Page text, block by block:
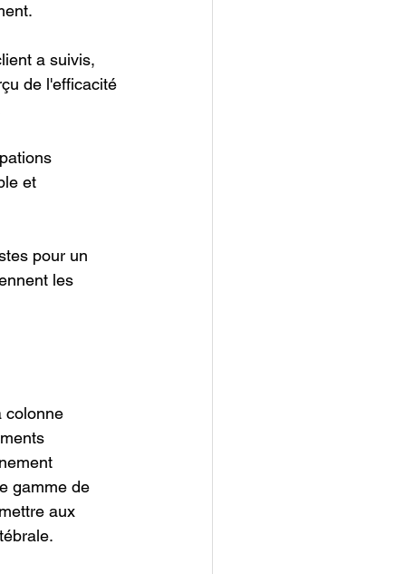
a suivis,
de l'efficacité
et
pour un
les
colonne
gamme de
aux